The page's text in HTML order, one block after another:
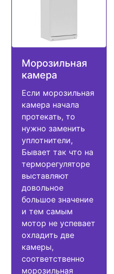
Морозильная
камера
Если морозильная
камера начала
протекать, то
нужно заменить
уплотнители,
Бывает так что на
терморегуляторе
выставляют
довольное
большое значение
и тем самым
мотор не успевает
охладить две
камеры,
соответственно
морозильная